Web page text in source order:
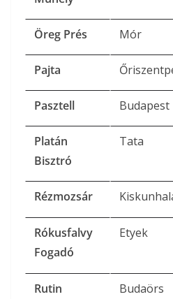
Öreg Prés Mór
Pajta
Pasztell Budapest
Platán
Bisztró
Tata
Rézmozsár
Rókusfalvy
Fogadó
Etyek
Rutin Budaörs